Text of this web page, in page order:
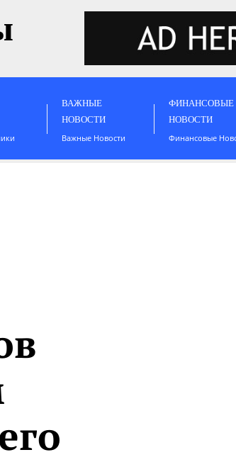
ВАЖНЫЕ
НОВОСТИ
Важные Новости
ФИНАНСОВЫЕ
НОВОСТИ
Финансовые